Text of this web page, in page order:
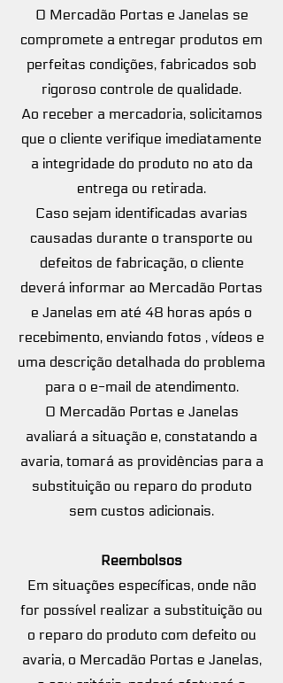
O Mercadão Portas e Janelas se
compromete a entregar produtos em
perfeitas condições, fabricados sob
rigoroso controle de qualidade.
Ao receber a mercadoria, solicitamos
que o cliente verifique imediatamente
a integridade do produto no ato da
entrega ou retirada.
Caso sejam identificadas avarias
causadas durante o transporte ou
defeitos de fabricação, o cliente
deverá informar ao Mercadão Portas
e Janelas em até 48 horas após o
recebimento, enviando fotos , vídeos e
uma descrição detalhada do problema
para o e-mail de atendimento.
O Mercadão Portas e Janelas
avaliará a situação e, constatando a
avaria, tomará as providências para a
substituição ou reparo do produto
sem custos adicionais.
Reembolsos
Em situações específicas, onde não
for possível realizar a substituição ou
o reparo do produto com defeito ou
avaria, o Mercadão Portas e Janelas,